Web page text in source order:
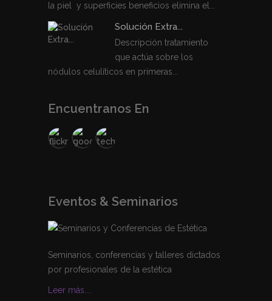
la piel y superficies beneficios elimina el...
Solución Extra...
Descripción tratamiento
que actúa sobre los
nódulos celulíticos en primeras...
Encuentranos En
Eventos & Seminarios
Seminarios, conferencias y talleres dictados
por profesionales de la estética
Leer más....